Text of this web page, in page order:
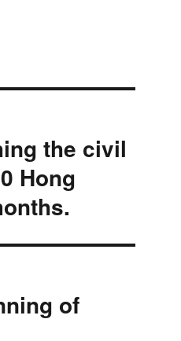
the civil
Hong
of